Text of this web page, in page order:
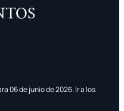
06 de junio de 2026. Ir a los